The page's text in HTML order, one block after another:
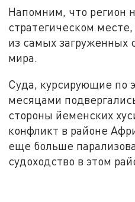
Напомним, что регион
стратегическом
из самых загруженных
мира.
Суда, курсирующие по
месяцами
стороны йеменских
конфликт в районе
еще больше
судоходство в этом